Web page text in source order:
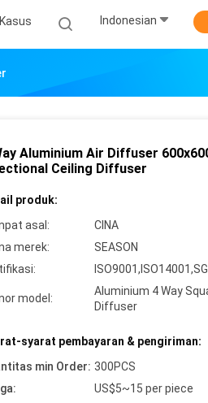
Indonesian
Aluminium Air Diffuser
Ceiling Diffuser
produk:
asal:
CINA
merek:
SEASON
model:
Aluminium 4 Way
Diffuser
syarat pembayaran & pengiriman:
min Order: 300PCS
US$5~15 per piece